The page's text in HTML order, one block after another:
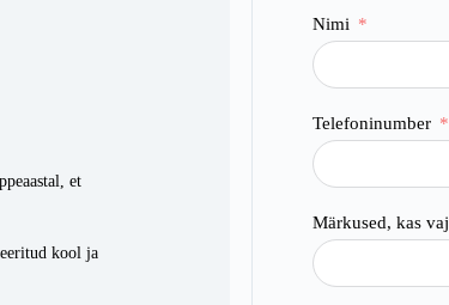
et
kool ja
Nimi
Telefoninumber
Märkused, kas